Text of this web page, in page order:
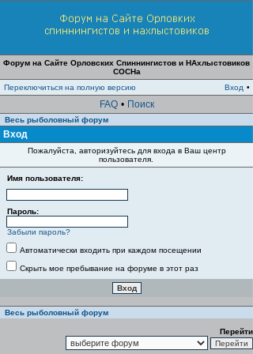
Форум на Сайте Орловских Спиннингистов и НАхлыстовиков
СОСНа
Переключиться на полную версию
Вход •
FAQ • Поиск
Весь рыболовный форум
Вход
Пожалуйста, авторизуйтесь для входа в Ваш центр
пользователя.
Имя пользователя:
Пароль:
Забыли пароль?
Автоматически входить при каждом посещении
Скрыть мое пребывание на форуме в этот раз
Весь рыболовный форум
Перейти